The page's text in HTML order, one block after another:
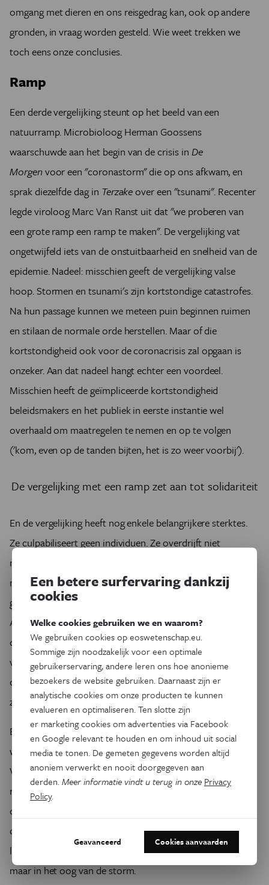
omgang met dieren en ons reisgedrag kan, ook op andere
gronden, in vraag worden gesteld. Wie weet trekken we
toch eens onze conclusies.
Ramp
Een derde vergelijking steunt op het beeld van een
natuurramp. Microbioloog Herman Goossens
waarschuwde aan het begin van de crisis in De
Morgenvoor een "coronastorm" die op ons afkwam, en
sprak diezelfde dag in Terzakeover een "tsunami". Recenter
legde viroloog Marc Van Ranst uit dat "we proberen van
een grote ramp een ramp te maken". De vergelijking vat
ongetwijfeld iets van de onstuitbaarheid en snelheid van de
epidemie. Nadeel: misschien geeft de vergelijking valse
hoop. Stormen en tsunami's zijn kortstondige catastrofes.
Na hun passage kunnen we meteen puin beginnen ruimen
en stilaan de normale orde herstellen. Maar of die
kortstondigheid ook voor de coronacrisis zal opgaan is
onzeker. Aan dat nadeel hangt echter een voordeel.
Misschien heeft de geïmpliceerde kortstondigheid
beleidsmakers en het publiek in eerste instantie wel
overhaald om maatregelen te nemen en op te volgen
('kom, even op de tanden bijten, het is zo weer voorbij').
De vergelijking met een ramp zet aan tot solidariteit
En de vergelijking heeft nog enkele belangrijkere sterktes.
Ze culpabiliseert geen individuen. Ze overdrijft niet
nodeloos de gevaren. Ze zet aan tot solidariteit, ook over
nationale grenzen heen. En ze laat ruimte voor een
gedecentraliseerde aanpak die individueel initiatief toelaat.
Aangezien we stilaan begrijpen dat sommige natuurrampen
door de mens in de hand worden gewerkt, laat de
vergelijking zelfs toe dat we de diepere oorzaken van de
crisis ook deels in ons eigen collectieve gedrag gaan
zoeken.
Experts, beleidsmakers, verslaggevers, let dus op uw
woorden. Ze zijn nooit zo onschuldig als ze lijken.
Vergelijkingen duwen ons denken in de ene of andere
richting, en die richting kan bepalen of we een probleem al
dan niet opgelost krijgen. Als ik dan een aanbeveling mag
doen, ik pleit ervoor dat we ons momenteel niet in de
loopgraven of op een welverdiende pijnbank bevinden,
maar in het oog van de storm.
Een betere surfervaring dankzij
cookies
Welke cookies gebruiken we en waarom?
We gebruiken cookies op eoswetenschap.eu.
Sommige zijn noodzakelijk voor een optimale
gebruikerservaring, andere leren ons hoe anonieme
bezoekers de website gebruiken. Daarnaast zijn er
analytische cookies om onze producten te kunnen
evalueren en optimaliseren. Ten slotte zijn
er marketing cookies om advertenties via Facebook
en Google relevant te houden en om inhoud uit social
media te tonen. De gemeten gegevens worden altijd
anoniem verwerkt en nooit doorgegeven aan
derden.Meer informatie vindt u terug in onze Privacy
Policy.
Geavanceerd Cookies aanvaarden